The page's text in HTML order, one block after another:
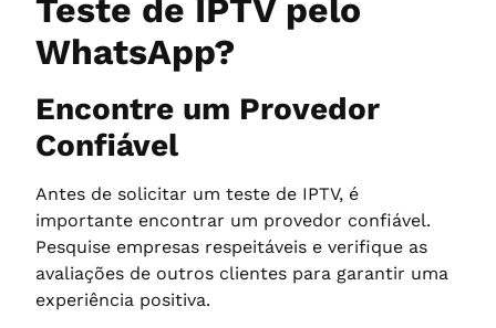
Teste de IPTV pelo
WhatsApp?
Encontre um Provedor
Confiável
Antes de solicitar um teste de IPTV, é
importante encontrar um provedor confiável.
Pesquise empresas respeitáveis e verifique as
avaliações de outros clientes para garantir uma
experiência positiva.